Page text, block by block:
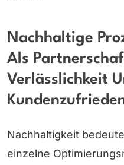
Nachhaltige
Als
Verlässlichkeit
Nachhaltigkeit
einzelne